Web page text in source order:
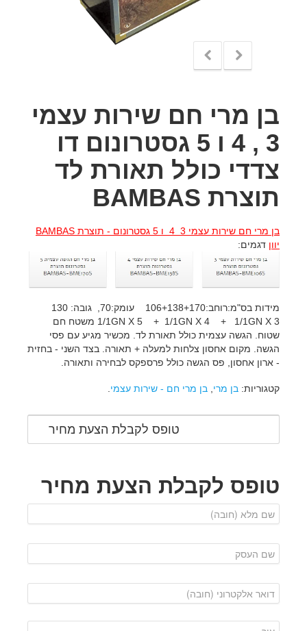
בן מרי חם שירות עצמי
3 , 4 ו 5 גסטרונום דו
צדדי כולל תאורת לד
תוצרת BAMBAS
בן מרי חם שירות עצמי 3 4 ו 5 גסטרונום - תוצרת BAMBAS
יוון דגמים:
מידות בס"מ:רוחב:106+138+170 עומק:70, גובה: 130
1/1GN X 5 + 1/1GN X 4 + 1/1GN X 3 משטח חם
שטוח. הגשה עצמית כולל תאורת לד. מכשיר מגיע עם פסי
הגשה. מקום אחסון צלחות למעלה + תאורה. בצד השני - בחזית
- ארון אחסון, פס הגשה כולל פרספקס לבחירה ותאורה.
קטגוריות: בן מרי בן מרי חם - שירות עצמי
טופס לקבלת הצעת מחיר
טופס לקבלת הצעת מחיר